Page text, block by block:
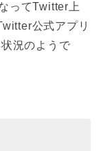
ってTwitter上
公式アプリ
況のようで